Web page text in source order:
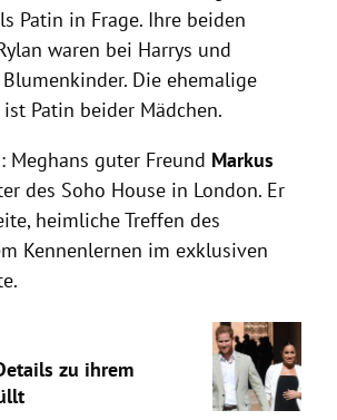
Patin in Frage. Ihre beiden
waren bei Harrys und
Die ehemalige
ist Patin beider Mädchen.
Meghans guter Freund Markus
des Soho House in London. Er
heimliche Treffen des
Kennenlernen im exklusiven
zu ihrem